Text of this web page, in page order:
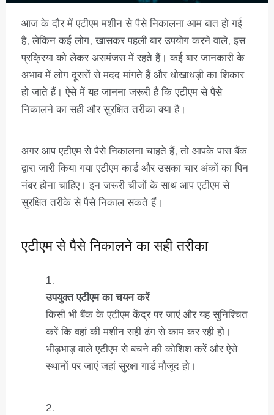
आज के दौर में एटीएम मशीन से पैसे निकालना आम बात हो गई
है, लेकिन कई लोग, खासकर पहली बार उपयोग करने वाले, इस
प्रक्रिया को लेकर असमंजस में रहते हैं। कई बार जानकारी के
अभाव में लोग दूसरों से मदद मांगते हैं और धोखाधड़ी का शिकार
हो जाते हैं। ऐसे में यह जानना जरूरी है कि एटीएम से पैसे
निकालने का सही और सुरक्षित तरीका क्या है।
अगर आप एटीएम से पैसे निकालना चाहते हैं, तो आपके पास बैंक
द्वारा जारी किया गया एटीएम कार्ड और उसका चार अंकों का पिन
नंबर होना चाहिए। इन जरूरी चीजों के साथ आप एटीएम से
सुरक्षित तरीके से पैसे निकाल सकते हैं।
एटीएम से पैसे निकालने का सही तरीका
उपयुक्त एटीएम का चयन करें
किसी भी बैंक के एटीएम केंद्र पर जाएं और यह सुनिश्चित
करें कि वहां की मशीन सही ढंग से काम कर रही हो।
भीड़भाड़ वाले एटीएम से बचने की कोशिश करें और ऐसे
स्थानों पर जाएं जहां सुरक्षा गार्ड मौजूद हो।